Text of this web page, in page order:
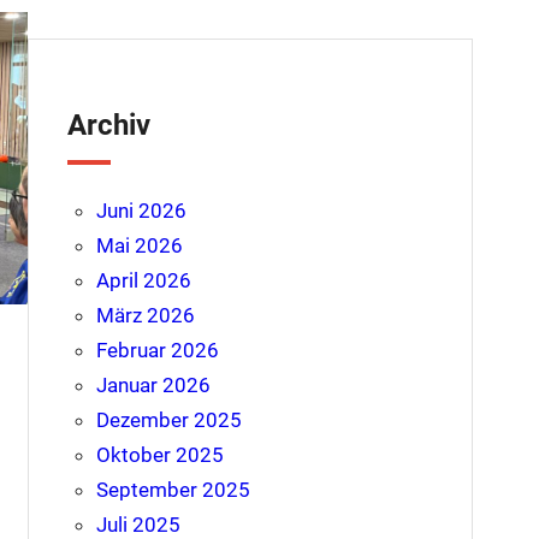
Archiv
Juni 2026
Mai 2026
April 2026
März 2026
Februar 2026
Januar 2026
Dezember 2025
Oktober 2025
September 2025
Juli 2025